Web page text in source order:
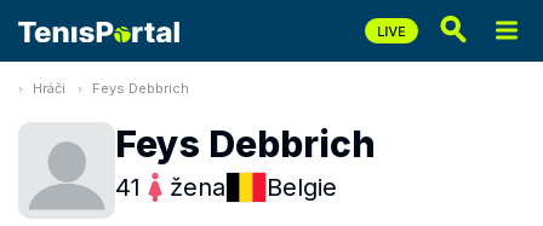
Hráči Feys Debbrich
Feys Debbrich
41 žena Belgie